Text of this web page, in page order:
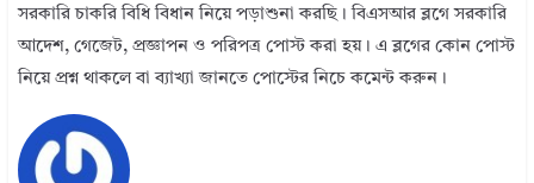
সরকারি চাকরি বিধি বিধান নিয়ে পড়াশুনা করছি। বিএসআর ব্লগে সরকারি
আদেশ, গেজেট, প্রজ্ঞাপন ও পরিপত্র পোস্ট করা হয়। এ ব্লগের কোন পোস্ট
নিয়ে প্রশ্ন থাকলে বা ব্যাখ্যা জানতে পোস্টের নিচে কমেন্ট করুন।